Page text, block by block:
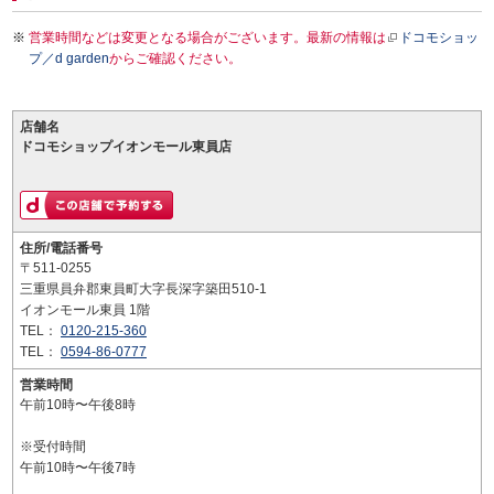
営業時間などは変更となる場合がございます。最新の情報は
ドコモショッ
プ／d gardenからご確認ください。
店舗名
ドコモショップイオンモール東員店
住所/電話番号
〒511-0255
三重県員弁郡東員町大字長深字築田510-1
イオンモール東員 1階
TEL： 0120-215-360
TEL： 0594-86-0777
営業時間
午前10時〜午後8時
※受付時間
午前10時〜午後7時